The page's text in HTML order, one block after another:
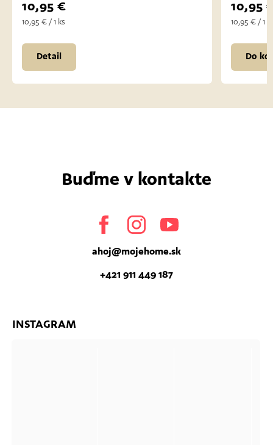
10,95 €
10,95 € / 1 ks
Detail
10,95
10,95 € / 1
Do
Buďme v kontakte
Facebook Instagram
ahoj@mojehome.sk
+421 911 449 187
INSTAGRAM